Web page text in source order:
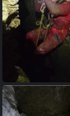
Bief